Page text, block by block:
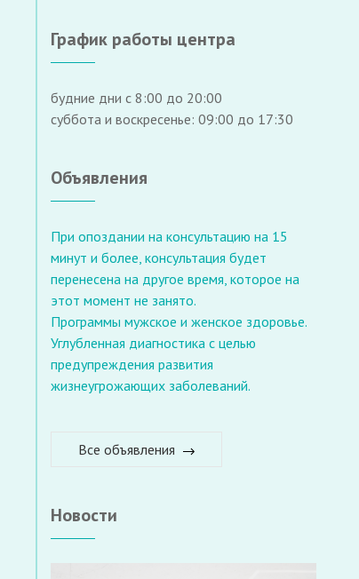
График работы центра
будние дни с 8:00 до 20:00
суббота и воскресенье: 09:00 до 17:30
Объявления
При опоздании на консультацию на 15
минут и более, консультация будет
перенесена на другое время, которое на
этот момент не занято.
Программы мужское и женское здоровье.
Углубленная диагностика с целью
предупреждения развития
жизнеугрожающих заболеваний.
Все объявления
Новости